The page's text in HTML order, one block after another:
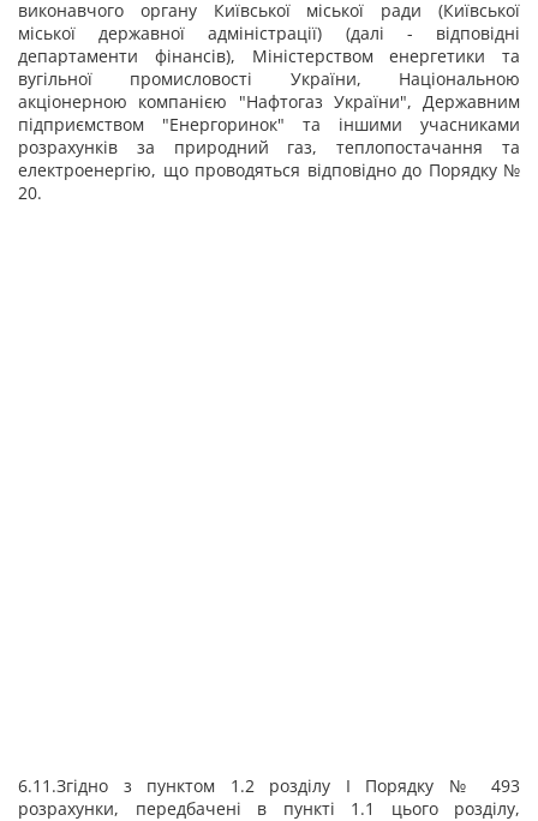
виконавчого органу Київської міської ради (Київської
міської державної адміністрації) (далі - відповідні
департаменти фінансів), Міністерством енергетики та
вугільної промисловості України, Національною
акціонерною компанією "Нафтогаз України", Державним
підприємством "Енергоринок" та іншими учасниками
розрахунків за природний газ, теплопостачання та
електроенергію, що проводяться відповідно до Порядку №
20.
6.11.Згідно з пунктом 1.2 розділу І Порядку № 493
розрахунки, передбачені в пункті 1.1 цього розділу,